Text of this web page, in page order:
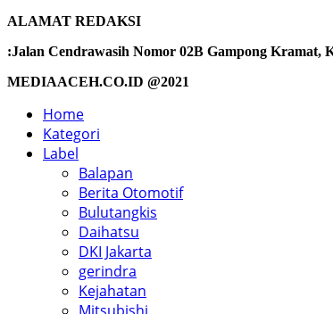
ALAMAT REDAKSI
:Jalan Cendrawasih Nomor 02B Gampong Kramat,
MEDIAACEH.CO.ID @2021
Home
Kategori
Label
Balapan
Berita Otomotif
Bulutangkis
Daihatsu
DKI Jakarta
gerindra
Kejahatan